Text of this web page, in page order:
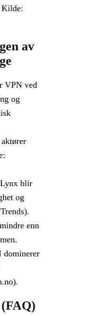
Kilde:
av
VPN ved
og
blir
og
enn
dominerer